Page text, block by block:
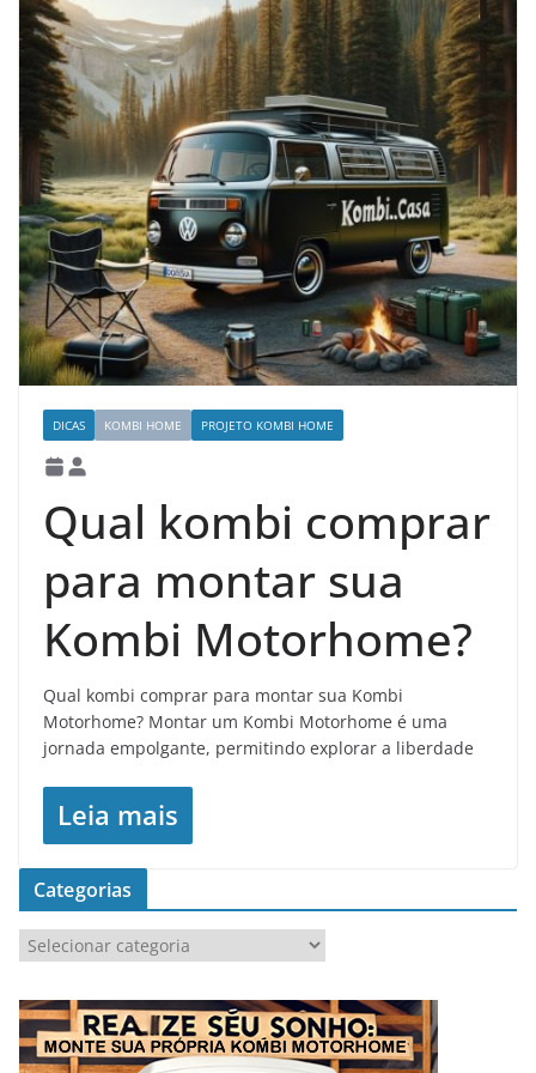
DICAS KOMBI HOME PROJETO KOMBI HOME
Qual kombi comprar
para montar sua
Kombi Motorhome?
Qual kombi comprar para montar sua Kombi
Motorhome? Montar um Kombi Motorhome é uma
jornada empolgante, permitindo explorar a liberdade
Leia mais
Categorias
a
e
g